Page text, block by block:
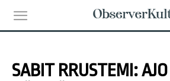
SABIT RRUSTEMI: